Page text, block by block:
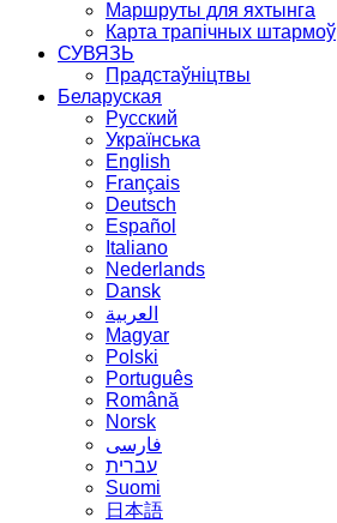
Маршруты для яхтынга
Карта трапічных штармоў
СУВЯЗЬ
Прадстаўніцтвы
Беларуская
Русский
Українська
English
Français
Deutsch
Español
Italiano
Nederlands
Dansk
العربية
Magyar
Polski
Português
Română
Norsk
فارسی
עברית
Suomi
日本語